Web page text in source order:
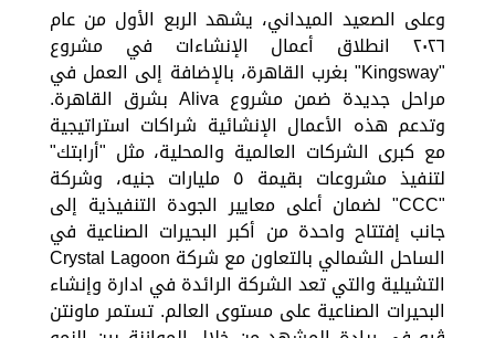
وعلى الصعيد الميداني، يشهد الربع الأول من عام
٢٠٢٦ انطلاق أعمال الإنشاءات في مشروع
"Kingsway" بغرب القاهرة، بالإضافة إلى العمل في
مراحل جديدة ضمن مشروع Aliva بشرق القاهرة.
وتدعم هذه الأعمال الإنشائية شراكات استراتيجية
مع كبرى الشركات العالمية والمحلية، مثل "أرابتك"
لتنفيذ مشروعات بقيمة ٥ مليارات جنيه، وشركة
"CCC" لضمان أعلى معايير الجودة التنفيذية إلى
جانب إفتتاح واحدة من أكبر البحيرات الصناعية في
الساحل الشمالي بالتعاون مع شركة Crystal Lagoon
التشيلية والتي تعد الشركة الرائدة في ادارة وإنشاء
البحيرات الصناعية على مستوى العالم. تستمر ماونتن